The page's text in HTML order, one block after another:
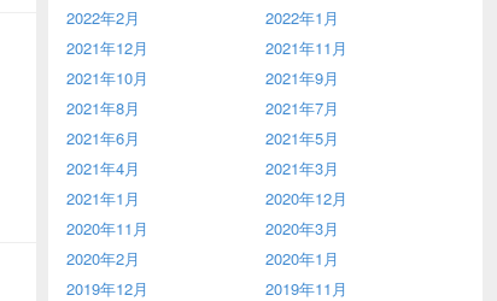
2022年2月
2022年1月
2021年12月
2021年11月
2021年10月
2021年9月
2021年8月
2021年7月
2021年6月
2021年5月
2021年4月
2021年3月
2021年1月
2020年12月
2020年11月
2020年3月
2020年2月
2020年1月
2019年12月
2019年11月